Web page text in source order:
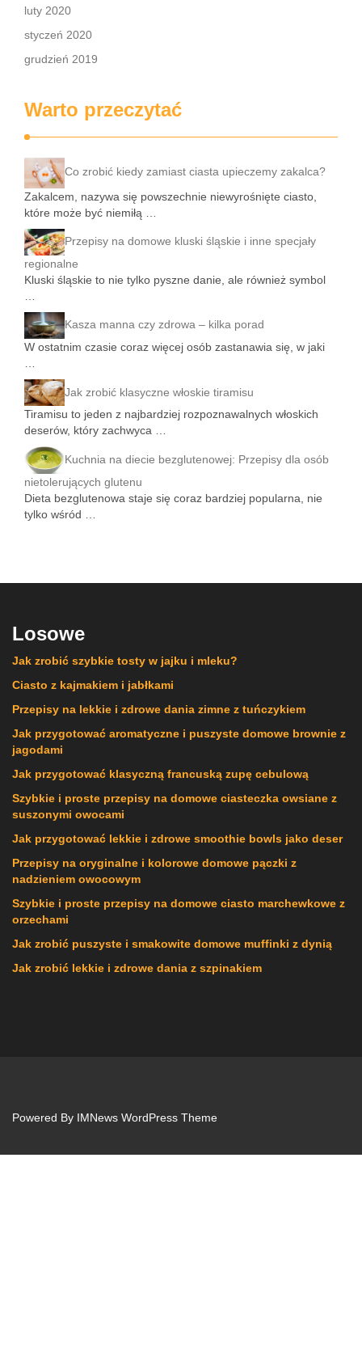
luty 2020
styczeń 2020
grudzień 2019
Warto przeczytać
Co zrobić kiedy zamiast ciasta upieczemy zakalca?
Zakalcem, nazywa się powszechnie niewyrośnięte ciasto,
które może być niemiłą …
Przepisy na domowe kluski śląskie i inne specjały
regionalne
Kluski śląskie to nie tylko pyszne danie, ale również symbol
Kasza manna czy zdrowa – kilka porad
W ostatnim czasie coraz więcej osób zastanawia się, w jaki
Jak zrobić klasyczne włoskie tiramisu
Tiramisu to jeden z najbardziej rozpoznawalnych włoskich
deserów, który zachwyca …
Kuchnia na diecie bezglutenowej: Przepisy dla osób
nietolerujących glutenu
Dieta bezglutenowa staje się coraz bardziej popularna, nie
tylko wśród …
Losowe
Jak zrobić szybkie tosty w jajku i mleku?
Ciasto z kajmakiem i jabłkami
Przepisy na lekkie i zdrowe dania zimne z tuńczykiem
Jak przygotować aromatyczne i puszyste domowe brownie z
jagodami
Jak przygotować klasyczną francuską zupę cebulową
Szybkie i proste przepisy na domowe ciasteczka owsiane z
suszonymi owocami
Jak przygotować lekkie i zdrowe smoothie bowls jako deser
Przepisy na oryginalne i kolorowe domowe pączki z
nadzieniem owocowym
Szybkie i proste przepisy na domowe ciasto marchewkowe z
orzechami
Jak zrobić puszyste i smakowite domowe muffinki z dynią
Jak zrobić lekkie i zdrowe dania z szpinakiem
Powered By IMNews WordPress Theme